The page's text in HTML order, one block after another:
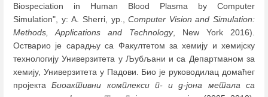
Biospeciation in Human Blood Plasma by Computer
Simulation", у: A. Sherri, ур.,Computer Vision and Simulation:
Methods, Applications and Technology, New York 2016).
Остварио је сарадњу са Факултетом за хемију и хемијску
технологију Универзитета у Љубљани и са Департманом за
хемију, Универзитета у Падови. Био је руководилац домаћег
пројектаБиоактивни комплекси п- и д-јона метала са